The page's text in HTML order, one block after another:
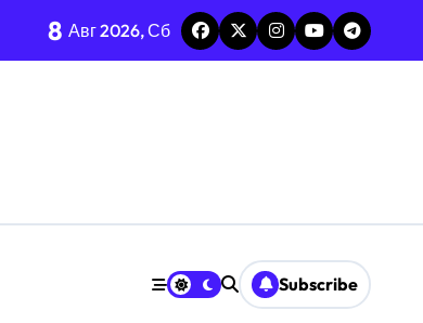
анализа F1-Score
8 Авг 2026, Сб
Subscribe